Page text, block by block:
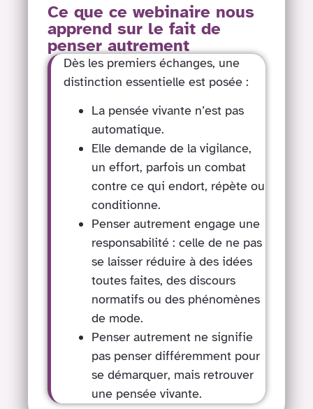
Ce que ce webinaire nous
apprend sur le fait de
penser autrement
Dès les premiers échanges, une
distinction essentielle est posée :
La pensée vivante n’est pas
automatique.
Elle demande de la vigilance,
un effort, parfois un combat
contre ce qui endort, répète ou
conditionne.
Penser autrement engage une
responsabilité : celle de ne pas
se laisser réduire à des idées
toutes faites, des discours
normatifs ou des phénomènes
de mode.
Penser autrement ne signifie
pas penser différemment pour
se démarquer, mais retrouver
une pensée vivante.